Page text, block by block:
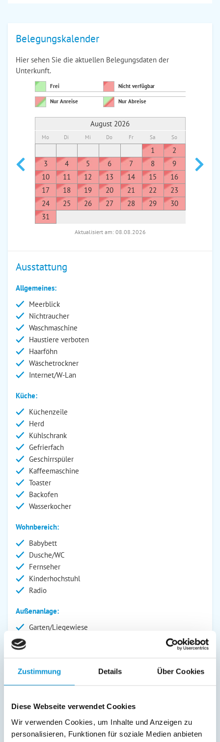
Zustimmung Details Über Cookies
Diese Webseite verwendet Cookies
Wir verwenden Cookies, um Inhalte und Anzeigen zu
personalisieren, Funktionen für soziale Medien anbieten
Belegungskalender
Hier sehen Sie die aktuellen Belegungsdaten der
Unterkunft.
Frei Nicht verfügbar
Nur Anreise Nur Abreise
August 2026
Mo Di Mi Do Fr Sa So
1
2
3
4 5 6 7 8
9
10
11 12 13 14 15
16
17
18 19 20 21 22
23
24
25 26 27 28 29
30
31
7
Aktualisiert am: 08.08.2026
Ausstattung
Allgemeines:
Meerblick
Nichtraucher
Waschmaschine
Haustiere verboten
Haarföhn
Wäschetrockner
Internet/W-Lan
Küche:
Küchenzeile
Herd
Kühlschrank
Gefrierfach
Geschirrspüler
Kaffeemaschine
Toaster
Backofen
Wasserkocher
Wohnbereich:
Babybett
Dusche/WC
Fernseher
Kinderhochstuhl
Radio
Außenanlage:
Garten/Liegewiese
Grillplatz
Liegen
Kinderspielplatz
Abstellraum